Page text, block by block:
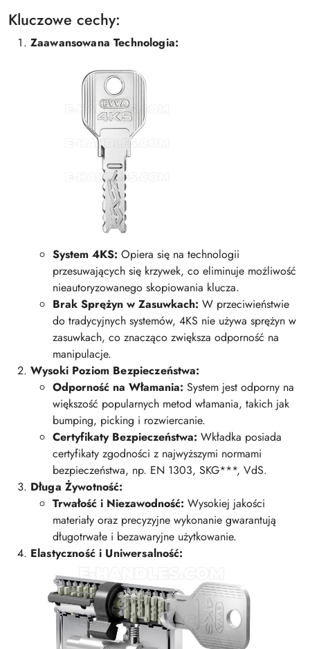
Kluczowe cechy:
Zaawansowana Technologia:
System 4KS: Opiera się na technologii
przesuwających się krzywek, co eliminuje możliwość
nieautoryzowanego skopiowania klucza.
Brak Sprężyn w Zasuwkach: W przeciwieństwie
do tradycyjnych systemów, 4KS nie używa sprężyn w
zasuwkach, co znacząco zwiększa odporność na
manipulacje.
Wysoki Poziom Bezpieczeństwa:
Odporność na Włamania: System jest odporny na
większość popularnych metod włamania, takich jak
bumping, picking i rozwiercanie.
Certyfikaty Bezpieczeństwa: Wkładka posiada
certyfikaty zgodności z najwyższymi normami
bezpieczeństwa, np. EN 1303, SKG***, VdS.
Długa Żywotność:
Trwałość i Niezawodność: Wysokiej jakości
materiały oraz precyzyjne wykonanie gwarantują
długotrwałe i bezawaryjne użytkowanie.
Elastyczność i Uniwersalność: